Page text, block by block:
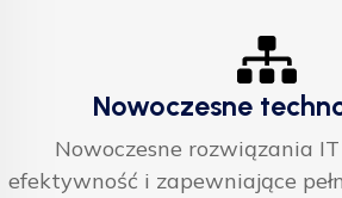
Nowoczesne
Nowoczesne rozwiązania
efektywność i zapewniające